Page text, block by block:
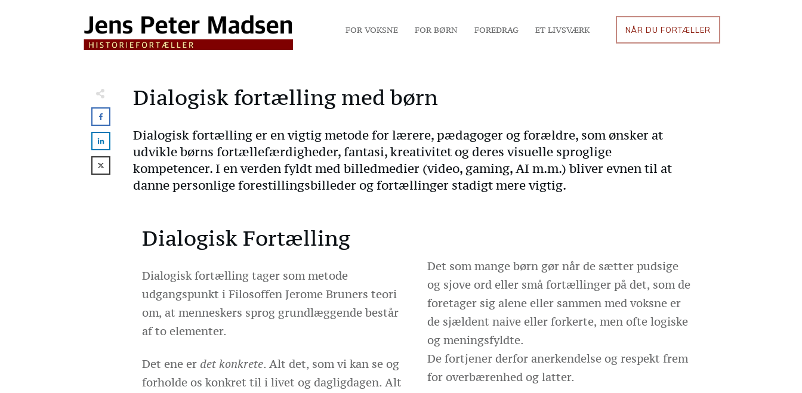
FOR VOKSNE FOR BØRN FOREDRAG ET LIVSVÆRK NÅR DU FORTÆLLER
Dialogisk fortælling med børn
Dialogisk fortælling er en vigtig metode for lærere, pædagoger og forældre, som ønsker at
udvikle børns fortællefærdigheder, fantasi, kreativitet og deres visuelle sproglige
kompetencer. I en verden fyldt med billedmedier (video, gaming, AI m.m.) bliver evnen til at
danne personlige forestillingsbilleder og fortællinger stadigt mere vigtig.
Dialogisk Fortælling
Dialogisk fortælling tager som metode
udgangspunkt i Filosoffen Jerome Bruners teori
om, at menneskers sprog grundlæggende består
af to elementer.
Det ene er det konkrete. Alt det, som vi kan se og
forholde os konkret til i livet og dagligdagen. Alt
Det som mange børn gør når de sætter pudsige
og sjove ord eller små fortællinger på det, som de
foretager sig alene eller sammen med voksne er
de sjældent naive eller forkerte, men ofte logiske
og meningsfyldte.
De fortjener derfor anerkendelse og respekt frem
for overbærenhed og latter.